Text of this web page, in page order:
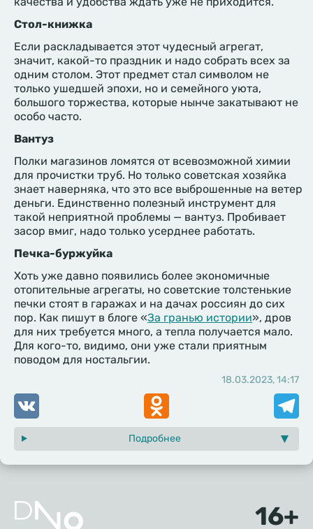
Стол-книжка
Если раскладывается этот чудесный агрегат,
значит, какой-то праздник и надо собрать всех за
одним столом. Этот предмет стал символом не
только ушедшей эпохи, но и семейного уюта,
большого торжества, которые нынче закатывают не
особо часто.
Вантуз
Полки магазинов ломятся от всевозможной химии
для прочистки труб. Но только советская хозяйка
знает наверняка, что это все выброшенные на ветер
деньги. Единственно полезный инструмент для
такой неприятной проблемы — вантуз. Пробивает
засор вмиг, надо только усерднее работать.
Печка-буржуйка
Хоть уже давно появились более экономичные
отопительные агрегаты, но советские толстенькие
печки стоят в гаражах и на дачах россиян до сих
пор. Как пишут в блоге «За гранью истории», дров
для них требуется много, а тепла получается мало.
Для кого-то, видимо, они уже стали приятным
поводом для ностальгии.
18.03.2023, 14:17
VK Odnoklassniki
Подробнее
Подвал